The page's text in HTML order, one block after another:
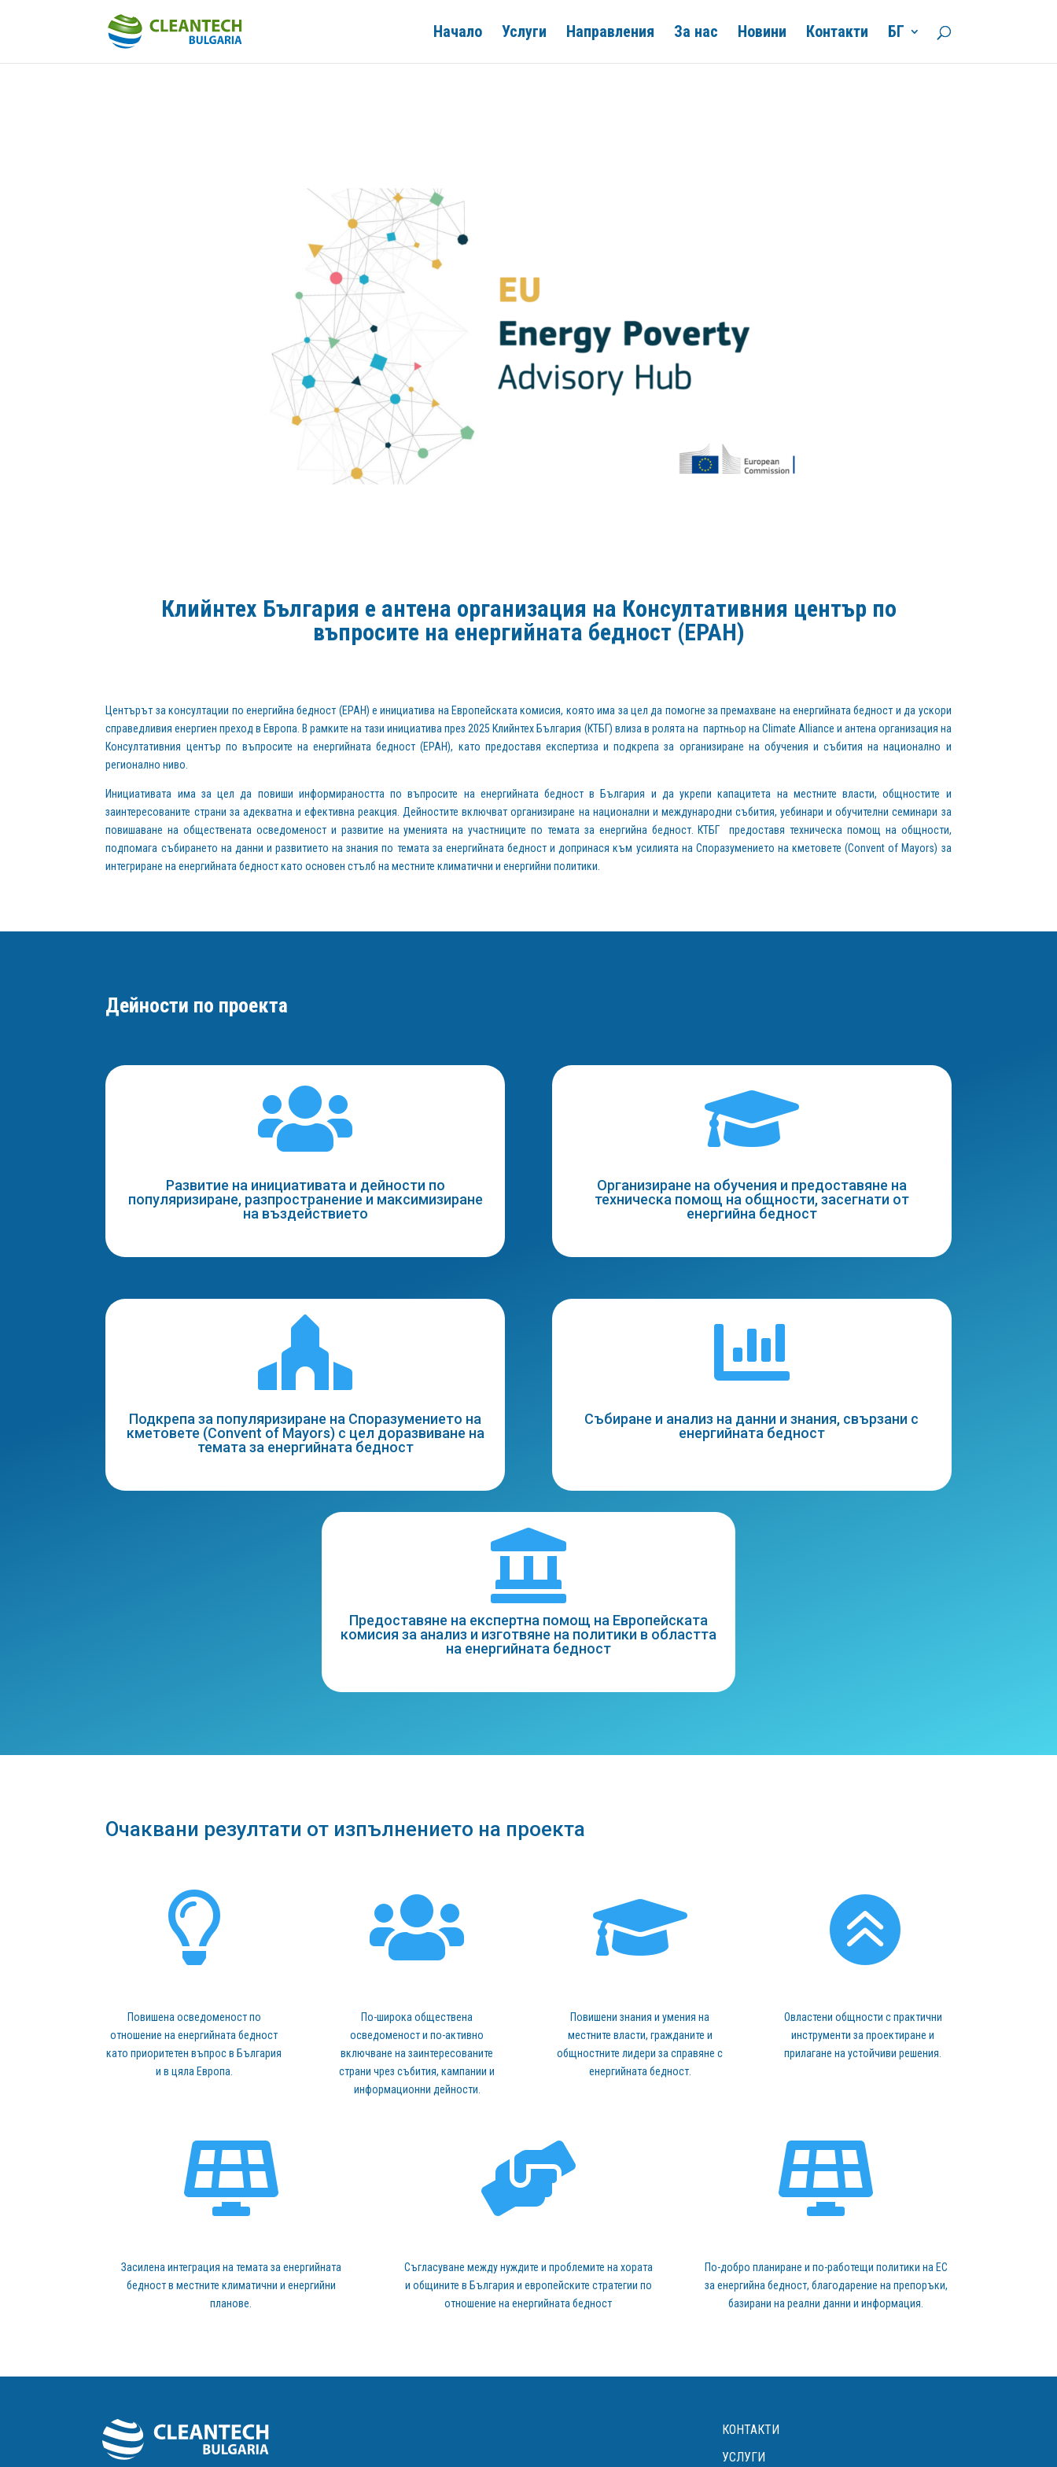
Начало Услуги Направления За нас Новини Контакти БГ
Клийнтех България е антена организация на Консултативния център по
въпросите на енергийната бедност (EPAH)
Центърът за консултации по енергийна бедност (EPAH) е инициатива на Европейската комисия, която има за цел да помогне за премахване на енергийната бедност и да ускори
справедливия енергиен преход в Европа. В рамките на тази инициатива през 2025 Клийнтех България (КТБГ) влиза в ролята на партньор на Climate Alliance и антена организация на
Консултативния център по въпросите на енергийната бедност (EPAH), като предоставя експертиза и подкрепа за организиране на обучения и събития на национално и
регионално ниво.
Инициативата има за цел да повиши информираността по въпросите на енергийната бедност в България и да укрепи капацитета на местните власти, общностите и
заинтересованите страни за адекватна и ефективна реакция. Дейностите включват организиране на национални и международни събития, уебинари и обучителни семинари за
повишаване на обществената осведоменост и развитие на уменията на участниците по темата за енергийна бедност. КТБГ предоставя техническа помощ на общности,
подпомага събирането на данни и развитието на знания по темата за енергийната бедност и допринася към усилията на Споразумението на кметовете (Convent of Mayors) за
интегриране на енергийната бедност като основен стълб на местните климатични и енергийни политики.
Дейности по проекта

Развитие на инициативата и дейности по
популяризиране, разпространение и максимизиране
на въздействието

Организиране на обучения и предоставяне на
техническа помощ на общности, засегнати от
енергийна бедност

Подкрепа за популяризиране на Споразумението на
кметовете (Convent of Mayors) с цел доразвиване на
темата за енергийната бедност

Събиране и анализ на данни и знания, свързани с
енергийната бедност

Предоставяне на експертна помощ на Европейската
комисия за анализ и изготвяне на политики в областта
на енергийната бедност
Очаквани резултати от изпълнението на проекта
   
Повишена осведоменост по
отношение на енергийната бедност
като приоритетен въпрос в България
и в цяла Европа.
По-широка обществена
осведоменост и по-активно
включване на заинтересованите
страни чрез събития, кампании и
информационни дейности.
Повишени знания и умения на
местните власти, гражданите и
общностните лидери за справяне с
енергийната бедност.
Овластени общности с практични
инструменти за проектиране и
прилагане на устойчиви решения.
  
Засилена интеграция на темата за енергийната
бедност в местните климатични и енергийни
планове.
Съгласуване между нуждите и проблемите на хората
и общините в България и европейските стратегии по
отношение на енергийната бедност
По-добро планиране и по-работещи политики на ЕС
за енергийна бедност, благодарение на препоръки,
базирани на реални данни и информация.
КОНТАКТИ
УСЛУГИ